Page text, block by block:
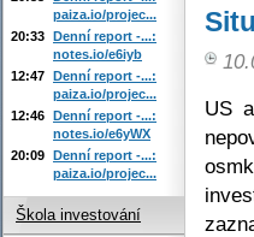
US
paiza.io/projec...
20:33 Denní report -...:
notes.io/e6iyb
12:47 Denní report -...:
paiza.io/projec...
12:46 Denní report -...:
notes.io/e6yWX
20:09 Denní report -...:
paiza.io/projec...
Škola investování